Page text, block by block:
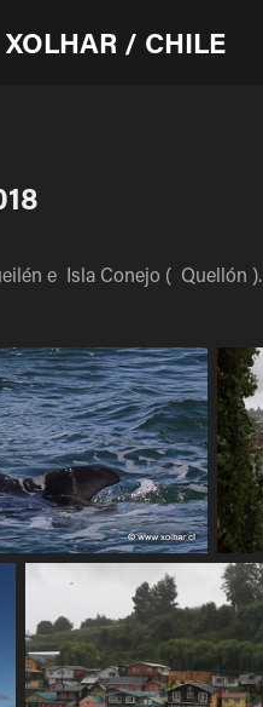
XOLHAR / CHILE
e Isla Conejo ( Quellón ).